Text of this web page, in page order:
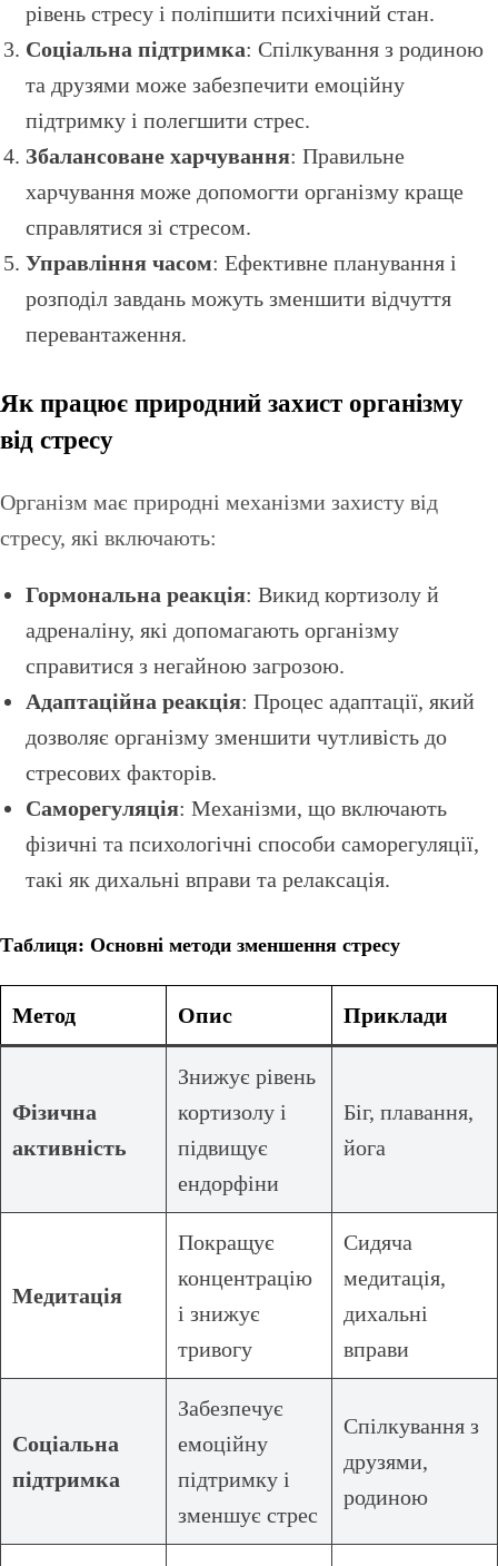
рівень стресу і поліпшити психічний стан.
Соціальна підтримка: Спілкування з родиною
та друзями може забезпечити емоційну
підтримку і полегшити стрес.
Збалансоване харчування: Правильне
харчування може допомогти організму краще
справлятися зі стресом.
Управління часом: Ефективне планування і
розподіл завдань можуть зменшити відчуття
перевантаження.
Як працює природний захист організму
від стресу
Організм має природні механізми захисту від
стресу, які включають:
Гормональна реакція: Викид кортизолу й
адреналіну, які допомагають організму
справитися з негайною загрозою.
Адаптаційна реакція: Процес адаптації, який
дозволяє організму зменшити чутливість до
стресових факторів.
Саморегуляція: Механізми, що включають
фізичні та психологічні способи саморегуляції,
такі як дихальні вправи та релаксація.
Таблиця: Основні методи зменшення стресу
Метод Опис Приклади
Фізична
активність
Знижує рівень
кортизолу і
підвищує
ендорфіни
Біг, плавання,
йога
Медитація
Покращує
концентрацію
і знижує
тривогу
Сидяча
медитація,
дихальні
вправи
Соціальна
підтримка
Забезпечує
емоційну
підтримку і
зменшує стрес
Спілкування з
друзями,
родиною